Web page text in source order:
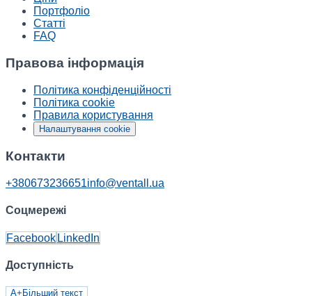
Портфоліо
Статті
FAQ
Правова інформація
Політика конфіденційності
Політика cookie
Правила користування
Налаштування cookie
Контакти
+380673236651info@ventall.ua
Соцмережі
Facebook LinkedIn
Доступність
A+ Більший текст